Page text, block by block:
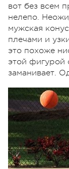
вот без всем
нелепо.
мужская
плечами и
это похоже
этой фигурой
заманивает.